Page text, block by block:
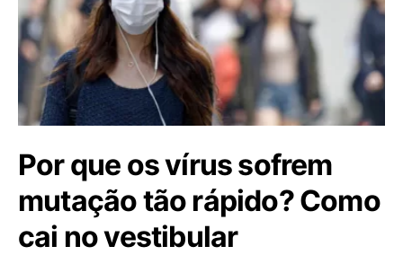
Por que os vírus sofrem
mutação tão rápido? Como
cai no vestibular